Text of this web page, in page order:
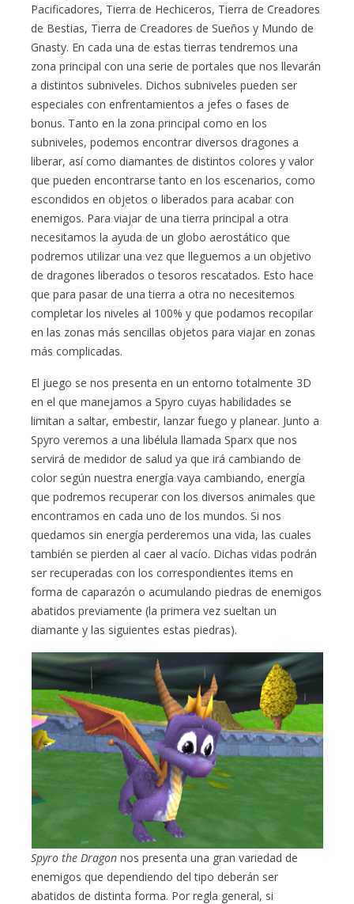
Pacificadores, Tierra de Hechiceros, Tierra de Creadores
de Bestias, Tierra de Creadores de Sueños y Mundo de
Gnasty. En cada una de estas tierras tendremos una
zona principal con una serie de portales que nos llevarán
a distintos subniveles. Dichos subniveles pueden ser
especiales con enfrentamientos a jefes o fases de
bonus. Tanto en la zona principal como en los
subniveles, podemos encontrar diversos dragones a
liberar, así como diamantes de distintos colores y valor
que pueden encontrarse tanto en los escenarios, como
escondidos en objetos o liberados para acabar con
enemigos. Para viajar de una tierra principal a otra
necesitamos la ayuda de un globo aerostático que
podremos utilizar una vez que lleguemos a un objetivo
de dragones liberados o tesoros rescatados. Esto hace
que para pasar de una tierra a otra no necesitemos
completar los niveles al 100% y que podamos recopilar
en las zonas más sencillas objetos para viajar en zonas
más complicadas.
El juego se nos presenta en un entorno totalmente 3D
en el que manejamos a Spyro cuyas habilidades se
limitan a saltar, embestir, lanzar fuego y planear. Junto a
Spyro veremos a una libélula llamada Sparx que nos
servirá de medidor de salud ya que irá cambiando de
color según nuestra energía vaya cambiando, energía
que podremos recuperar con los diversos animales que
encontramos en cada uno de los mundos. Si nos
quedamos sin energía perderemos una vida, las cuales
también se pierden al caer al vacío. Dichas vidas podrán
ser recuperadas con los correspondientes items en
forma de caparazón o acumulando piedras de enemigos
abatidos previamente (la primera vez sueltan un
diamante y las siguientes estas piedras).
Spyro the Dragon nos presenta una gran variedad de
enemigos que dependiendo del tipo deberán ser
abatidos de distinta forma. Por regla general, si